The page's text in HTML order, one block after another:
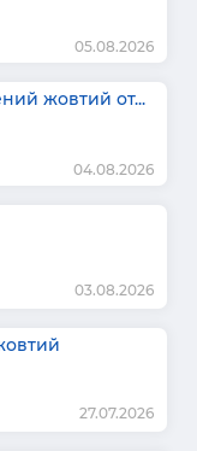
05.08.2026
жовтий от...
04.08.2026
03.08.2026
27.07.2026